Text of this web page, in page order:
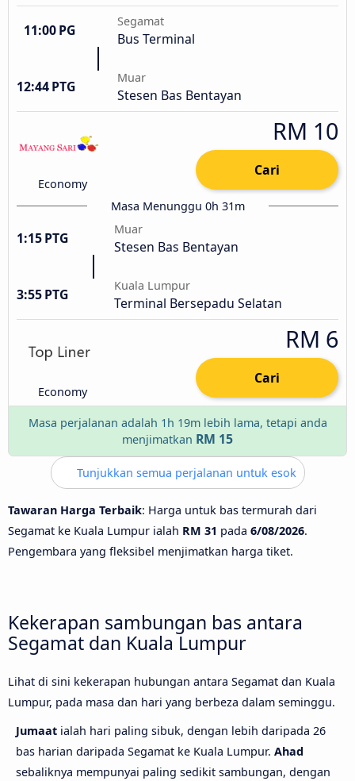
11:00 PG
Segamat
Bus Terminal
12:44 PTG
Muar
Stesen Bas Bentayan
Economy
RM 10
Cari
Masa Menunggu 0h 31m
1:15 PTG
Muar
Stesen Bas Bentayan
3:55 PTG
Kuala Lumpur
Terminal Bersepadu Selatan
Economy
RM 6
Cari
Masa perjalanan adalah 1h 19m lebih lama, tetapi anda
menjimatkan RM 15
Tunjukkan semua perjalanan untuk esok
Tawaran Harga Terbaik: Harga untuk bas termurah dari
Segamat ke Kuala Lumpur ialah RM 31 pada 6/08/2026.
Pengembara yang fleksibel menjimatkan harga tiket.
Kekerapan sambungan bas antara
Segamat dan Kuala Lumpur
Lihat di sini kekerapan hubungan antara Segamat dan Kuala
Lumpur, pada masa dan hari yang berbeza dalam seminggu.
Jumaat ialah hari paling sibuk, dengan lebih daripada 26
bas harian daripada Segamat ke Kuala Lumpur. Ahad
sebaliknya mempunyai paling sedikit sambungan, dengan